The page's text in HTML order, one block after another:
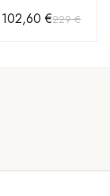
bracelet acier or
102,60 €229 €